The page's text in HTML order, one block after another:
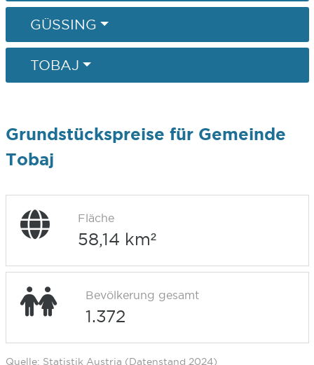
GÜSSING
TOBAJ
Grundstückspreise für Gemeinde
Tobaj
Fläche
58,14 km²
Bevölkerung gesamt
1.372
Quelle: Statistik Austria (Datenstand 2024)